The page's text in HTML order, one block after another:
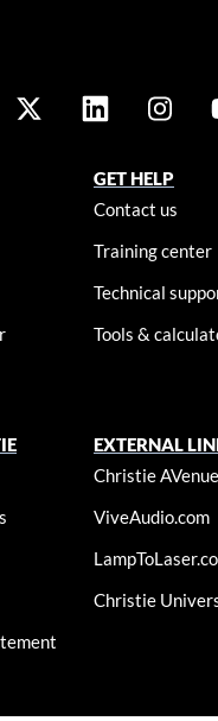
GET HELP
Contact us
Training center
Technical
Tools &
EXTERNAL
Christie
ViveAudio.com
Christie